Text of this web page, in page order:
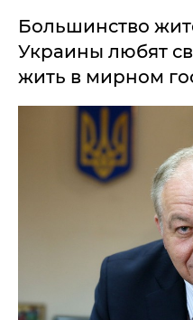
Большинство
Украины любят
жить в мирном